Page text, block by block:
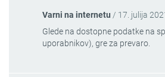
Varni na internetu / 17. julija
Glede na dostopne podatke na
uporabnikov), gre za prevaro.